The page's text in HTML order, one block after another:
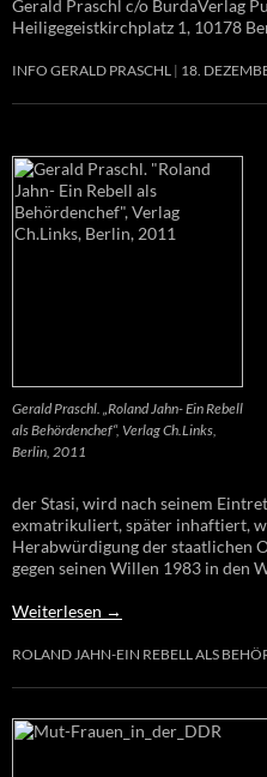
Gerald Praschl c/o BurdaVerlag
Heiligegeistkirchplatz 1, 10178
INFO GERALD PRASCHL 18.
Gerald Praschl. „Roland Jahn- Ein Rebell
als Behördenchef“, Verlag Ch.Links,
Berlin, 2011
der Stasi, wird nach seinem
exmatrikuliert, später inhaftiert,
Herabwürdigung der staatlichen
gegen seinen Willen 1983 in den
Weiterlesen →
ROLAND JAHN-EIN REBELL ALS